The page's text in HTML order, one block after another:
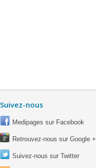
Suivez-nous
Medipages sur Facebook
Retrouvez-nous sur Google +
Suivez-nous sur Twitter